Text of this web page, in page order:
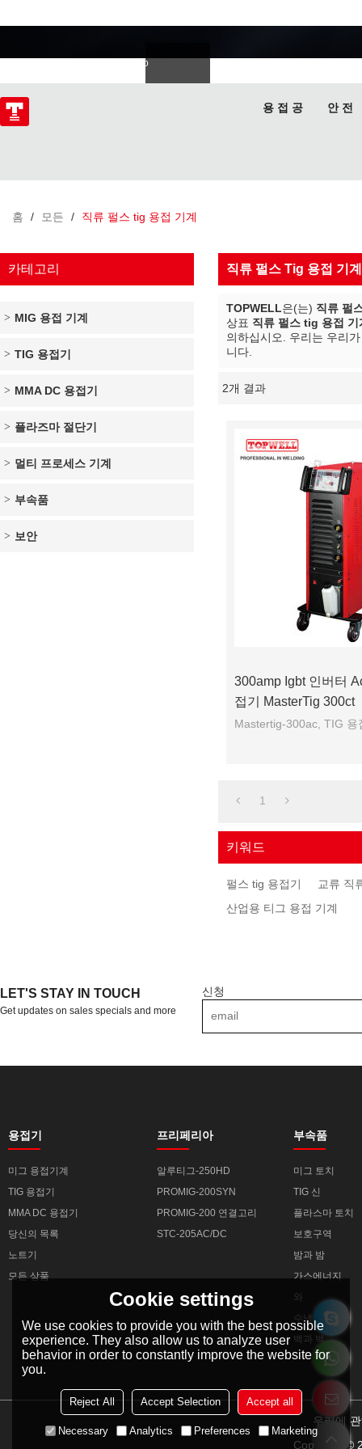
Italiano
용 접 공 안 전
홈 / 모든 / 직류 펄스 tig 용접 기계
카테고리
MIG 용접 기계
TIG 용접기
MMA DC 용접기
플라즈마 절단기
멀티 프로세스 기계
부속품
보안
직류 펄스 Tig 용접 기계
TOPWELL은(는) 직류 펄
상표 직류 펄스 tig 용접 기
의하십시오. 우리는 우리
니다.
2개 결과
300amp Igbt 인버터
접기 MasterTig 300ct
Mastertig-300ac, TIG 용
1
키워드
펄스 tig 용접기
교류 직
산업용 티그 용접 기계
LET'S STAY IN TOUCH
Get updates on sales specials and more
신청
용접기
미그 용접기계
TIG 용접기
MMA DC 용접기
당신의 목록
노트기
모든 상품
프리페리아
알루티그-250HD
PROMIG-200SYN
PROMIG-200 연결고리
STC-205AC/DC
부속품
미그 토치
TIG 신
플라스마 토치
보호구역
밤과 밤
가스에너지
와
수냉
백과 백
우리에
Copyright ©
Cookie settings
We use cookies to provide you with the best possible
experience. They also allow us to analyze user
behavior in order to constantly improve the website for
you.
Reject All Accept Selection Accept all
Necessary Analytics Preferences Marketing